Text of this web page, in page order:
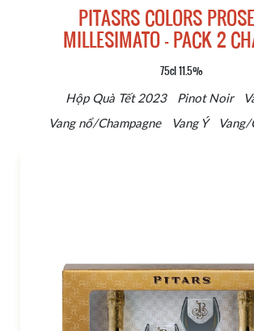
PITASRS COLORS
MILLESIMATO – PACK 2
75cl 11.5%
Hộp Quà Tết 2023 Pinot Noir
Vang nổ/Champagne Vang Ý Vang/